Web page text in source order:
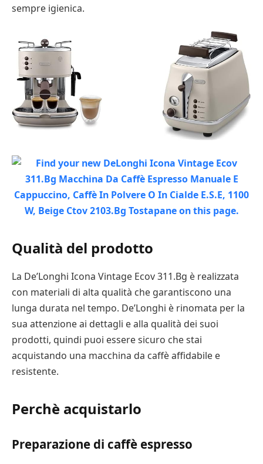
sempre igienica.
Qualità del prodotto
La De’Longhi Icona Vintage Ecov 311.Bg è realizzata
con materiali di alta qualità che garantiscono una
lunga durata nel tempo. De’Longhi è rinomata per la
sua attenzione ai dettagli e alla qualità dei suoi
prodotti, quindi puoi essere sicuro che stai
acquistando una macchina da caffè affidabile e
resistente.
Perchè acquistarlo
Preparazione di caffè espresso